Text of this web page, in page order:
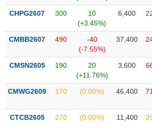
kỹ
Hồ
doanh
nghiệp
Tin
tức
kiện
CHPG2607 300
10
(+3.45%)
6,400
CMBB2607 490
-40
(-7.55%)
37,400
CMSN2605 190
20
(+11.76%)
3,600
CMWG2609 170 (0.00%) 46,400
CTCB2605 270 (0.00%) 11,400
NGUYÊN
LIỆU
CÔNG